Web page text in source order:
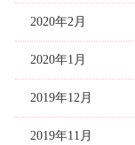
2020年2月
2020年1月
2019年12月
2019年11月